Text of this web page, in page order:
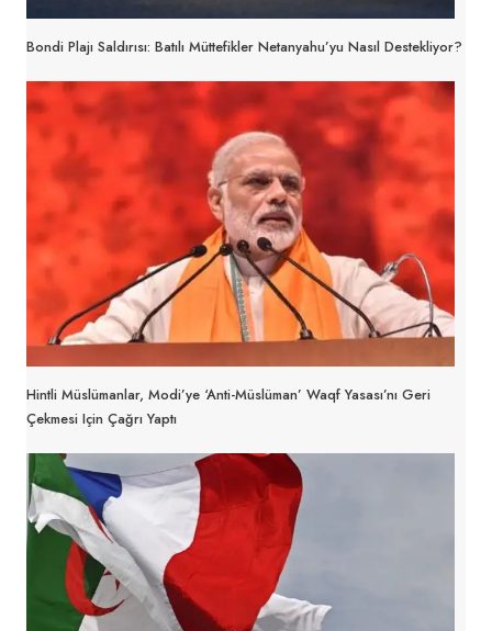
Bondi Plajı Saldırısı: Batılı Müttefikler Netanyahu’yu Nasıl Destekliyor?
Hintli Müslümanlar, Modi’ye ‘anti-Müslüman’ Waqf Yasası’nı Geri
Çekmesi Için Çağrı Yaptı